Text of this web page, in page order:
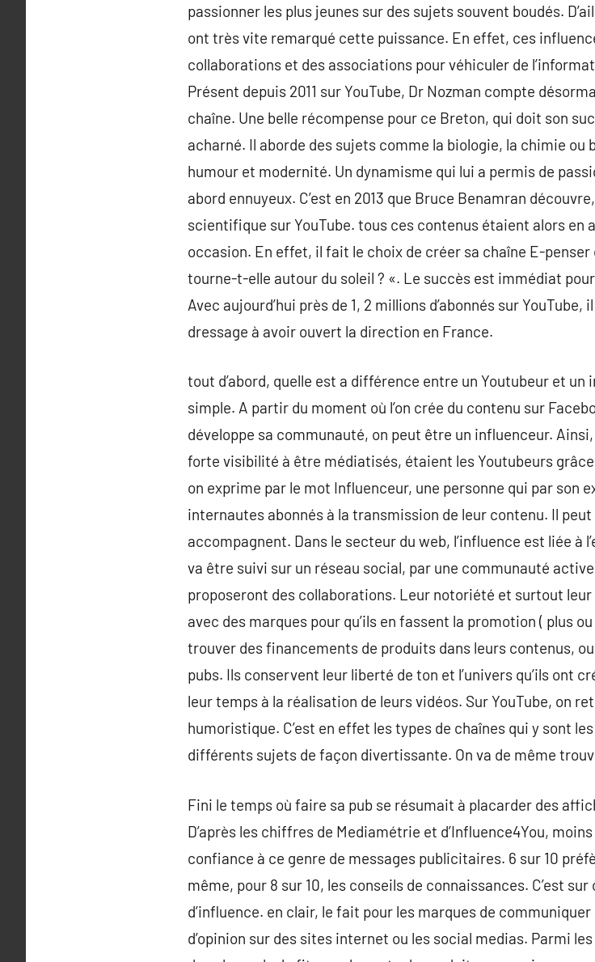
passionner les plus jeunes sur des sujets souvent boudés.
ont très vite remarqué cette puissance. En effet, ces
collaborations et des associations pour véhiculer de
Présent depuis 2011 sur YouTube, Dr Nozman compte
chaîne. Une belle récompense pour ce Breton, qui doit son
acharné. Il aborde des sujets comme la biologie, la chimie
humour et modernité. Un dynamisme qui lui a permis de
abord ennuyeux. C’est en 2013 que Bruce Benamran
scientifique sur YouTube. tous ces contenus étaient alors en
occasion. En effet, il fait le choix de créer sa chaîne E-
tourne-t-elle autour du soleil ? «. Le succès est immédiat
Avec aujourd’hui près de 1, 2 millions d’abonnés sur
dressage à avoir ouvert la direction en France.
tout d’abord, quelle est a différence entre un Youtubeur et un
simple. A partir du moment où l’on crée du contenu sur
développe sa communauté, on peut être un influenceur.
forte visibilité à être médiatisés, étaient les Youtubeurs grâce
on exprime par le mot Influenceur, une personne qui par son
internautes abonnés à la transmission de leur contenu. Il
accompagnent. Dans le secteur du web, l’influence est liée à
va être suivi sur un réseau social, par une communauté
proposeront des collaborations. Leur notoriété et surtout
avec des marques pour qu’ils en fassent la promotion ( plus
trouver des financements de produits dans leurs contenus,
pubs. Ils conservent leur liberté de ton et l’univers qu’ils ont
leur temps à la réalisation de leurs vidéos. Sur YouTube, on
humoristique. C’est en effet les types de chaînes qui y sont
différents sujets de façon divertissante. On va de même
Fini le temps où faire sa pub se résumait à placarder des
D’après les chiffres de Mediamétrie et d’Influence4You,
confiance à ce genre de messages publicitaires. 6 sur 10
même, pour 8 sur 10, les conseils de connaissances. C’est
d’influence. en clair, le fait pour les marques de
d’opinion sur des sites internet ou les social medias. Parmi